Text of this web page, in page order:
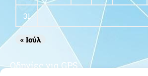
31
« Ιούλ
Οδηγίες για GPS